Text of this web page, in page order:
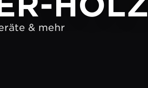
& mehr